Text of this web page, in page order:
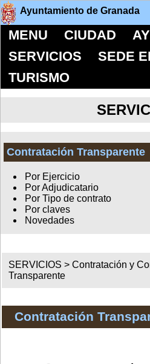
Ayuntamiento de Granada
MENU CIUDAD
SERVICIOS
SEDE
TURISMO
Contratación Transparente
Por Ejercicio
Por Adjudicatario
Por Tipo de contrato
Por claves
Novedades
SERVICIOS >Contratación y
Transparente
Contratación